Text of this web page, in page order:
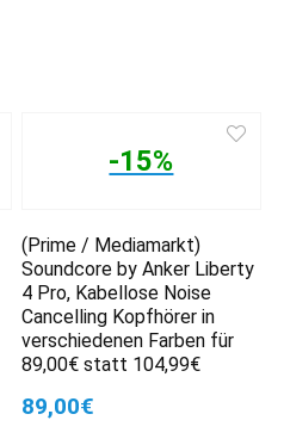
-15%
(Prime / Mediamarkt)
Soundcore by Anker Liberty
4 Pro, Kabellose Noise
Cancelling Kopfhörer in
verschiedenen Farben für
89,00€ statt 104,99€
89,00€